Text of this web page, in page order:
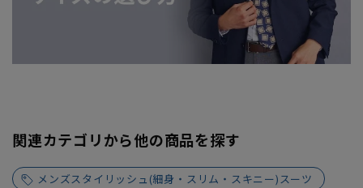
関連カテゴリから他の商品を探す
メンズスタイリッシュ(細身・スリム・スキニー)スーツ